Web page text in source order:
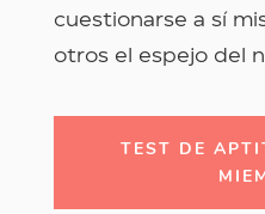
cuestionarse a sí
otros el espejo del
TEST DE